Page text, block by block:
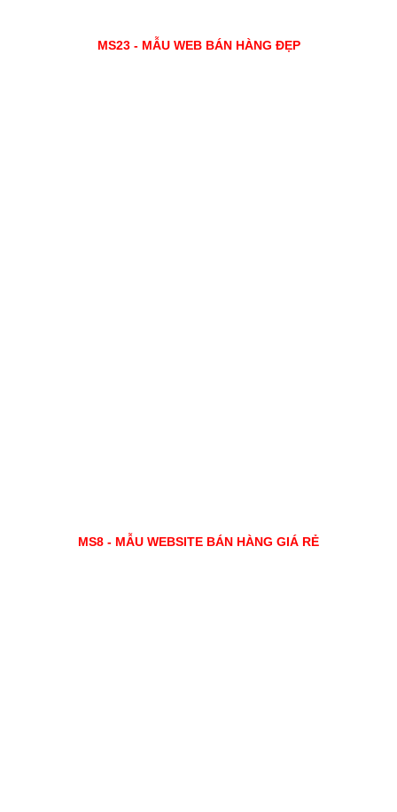
MS23 - MẪU WEB BÁN HÀNG ĐẸP
MS8 - MẪU WEBSITE BÁN HÀNG GIÁ RẺ